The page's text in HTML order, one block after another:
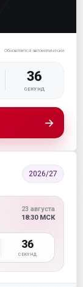
Обновляется автоматически
35
СЕКУНД
→
2026/27
23 августа
18:30 МСК
35
СЕКУНД